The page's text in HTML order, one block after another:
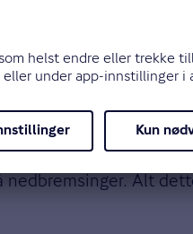
til det nye
stadig hvordan nye
Haukenes får gode
fra start, om
Alt